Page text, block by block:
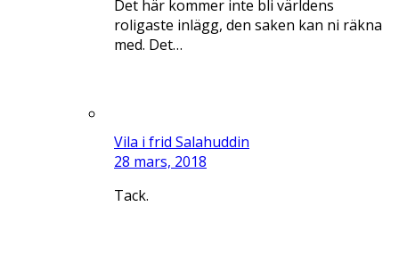
Det här kommer inte bli världens
roligaste inlägg, den saken kan ni räkna
med. Det…
Vila i frid Salahuddin
28 mars, 2018
Tack.